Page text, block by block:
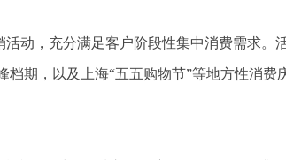
动，充分满足客户阶段性集中消费需求。
档期，以及上海“五五购物节”等地方性消费